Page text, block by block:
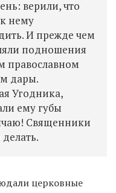
верили, что
нему
И прежде чем
подношения
православном
дары.
Угодника,
ему губы
Священники
церковные